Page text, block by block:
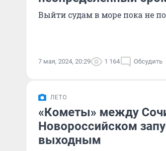
Выйти судам в море пока не
7 мая, 2024, 20:29 1 164 Обсудить
ЛЕТО
«Кометы» между
Новороссийском
выходным